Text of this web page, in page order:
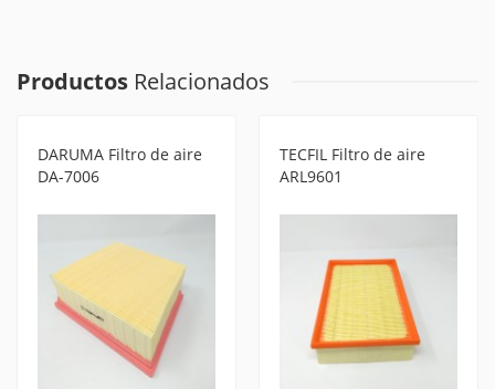
Productos Relacionados
DARUMA Filtro de aire
DA-7006
TECFIL Filtro de aire
ARL9601